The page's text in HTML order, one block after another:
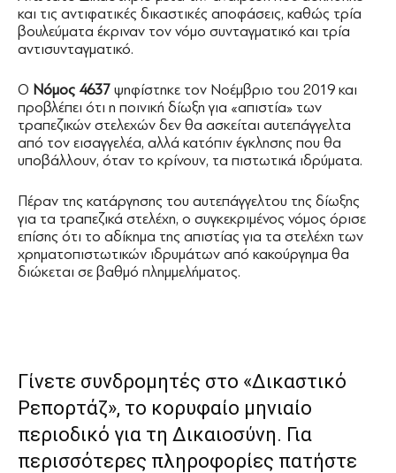
και τις αντιφατικές δικαστικές αποφάσεις, καθώς τρία
βουλεύματα έκριναν τον νόμο συνταγματικό και τρία
αντισυνταγματικό.
Ο Νόμος 4637 ψηφίστηκε τον Νοέμβριο του 2019 και
προβλέπει ότι η ποινική δίωξη για «απιστία» των
τραπεζικών στελεχών δεν θα ασκείται αυτεπάγγελτα
από τον εισαγγελέα, αλλά κατόπιν έγκλησης που θα
υποβάλλουν, όταν το κρίνουν, τα πιστωτικά ιδρύματα.
Πέραν της κατάργησης του αυτεπάγγελτου της δίωξης
για τα τραπεζικά στελέχη, ο συγκεκριμένος νόμος όρισε
επίσης ότι το αδίκημα της απιστίας για τα στελέχη των
χρηματοπιστωτικών ιδρυμάτων από κακούργημα θα
διώκεται σε βαθμό πλημμελήματος.
Γίνετε συνδρομητές στο «Δικαστικό
Ρεπορτάζ», το κορυφαίο μηνιαίο
περιοδικό για τη Δικαιοσύνη. Για
περισσότερες πληροφορίες πατήστε